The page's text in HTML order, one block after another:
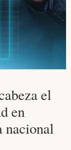
el
en
nacional